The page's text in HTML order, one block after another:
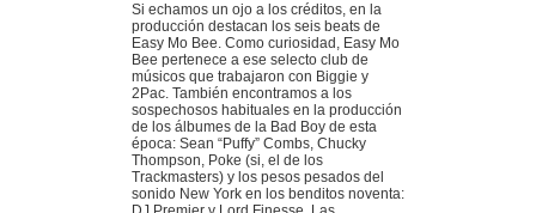
Si echamos un ojo a los créditos, en la
producción destacan los seis beats de
Easy Mo Bee. Como curiosidad, Easy Mo
Bee pertenece a ese selecto club de
músicos que trabajaron con Biggie y
2Pac. También encontramos a los
sospechosos habituales en la producción
de los álbumes de la Bad Boy de esta
época: Sean “Puffy” Combs, Chucky
Thompson, Poke (si, el de los
Trackmasters) y los pesos pesados del
sonido New York en los benditos noventa: